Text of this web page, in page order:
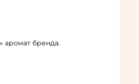
аромат бренда.